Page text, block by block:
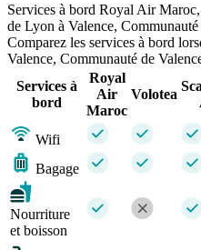
Services à bord Royal Air
de Lyon à Valence, Communauté
Comparez les services à bord
Valence, Communauté de
Services à
bord
Royal
Air
Maroc
Volotea
Wifi
Bagage
Nourriture
et boisson